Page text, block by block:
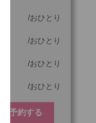
おひとり
おひとり
おひとり
おひとり
予約する